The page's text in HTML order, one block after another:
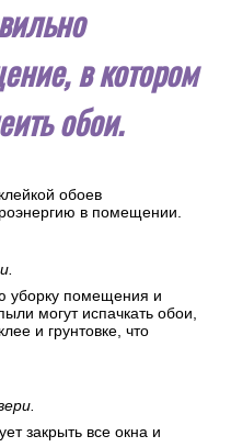
в котором
обои.
обоев
в помещении.
уборку помещения и
могут испачкать обои,
и грунтовке, что
закрыть все окна и